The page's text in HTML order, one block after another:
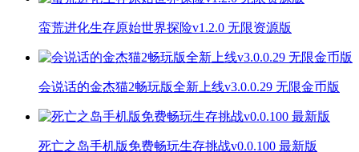
蛮荒进化生存原始世界探险v1.2.0 无限资源版
会说话的金杰猫2畅玩版全新上线v3.0.0.29 无限金币版
死亡之岛手机版免费畅玩生存挑战v0.0.100 最新版